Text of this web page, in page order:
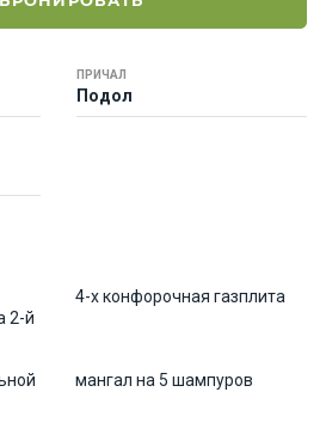
ПРИЧАЛ
Подол
2-й
4-х конфорочная газплита
мангал на 5 шампуров